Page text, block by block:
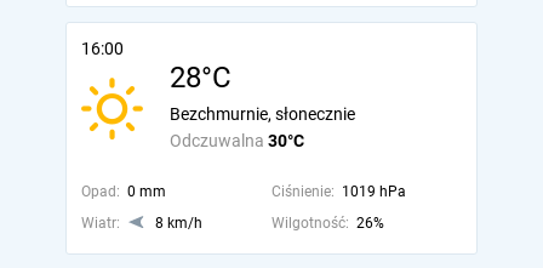
16:00
28°C
Odczuwalna 30°C
Bezchmurnie, słonecznie
Opad: 0 mm Ciśnienie: 1019 hPa
Wiatr:
8 km/h Wilgotność: 26%